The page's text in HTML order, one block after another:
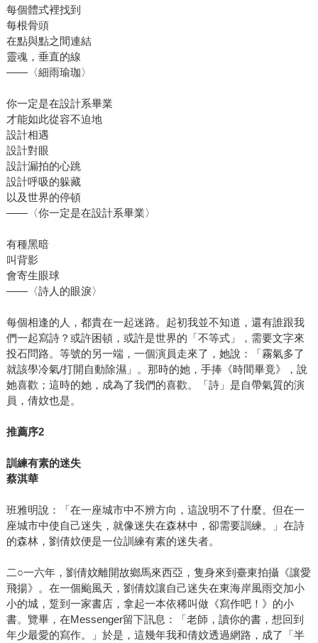
每個體式裡找到
每根骨頭
在點與點之間連結
靈魂，垂直的線
——〈細雨瑜珈〉
你一定是在設計系畢業
才能如此從容不迫地
設計相遇
設計對眼
設計漏拍的心跳
設計呼吸的躲藏
以及世界的停頓
——〈你一定是在設計系畢業〉
有種黑暗
叫背影
會寄生眼球
——〈詩人的眼淚〉
每個相逢的人，都貴在一起迷路。起初我並不知道，還有誰跟我
們一起寫詩？或許困頓，或許是世界的「不等式」，需要文字來
投石問路。等號的另一端，一個演員走來了，她說：「霧氣多了
就該學冷氣/打開自動除濕」。那時的她，手捧《時間畢竟》，說
她喜歡；這時的她，成為了我們的喜歡。「詩」是自帶氣質的演
員，倩妏也是。
推薦序2
訓練有素的迷失
蔡淇華
班雅明說：「在一座城市中不辨方向，這說明不了什麼。但在一
座城市中使自己迷失，就像迷失在森林中，卻需要訓練。」在詩
的森林，劉倩妏便是一位訓練有素的迷失者。
二○一六年，劉倩妏離開故鄉馬來西亞，隻身來到臺東拍攝《讓愛
飛揚》。在一個颱風天，劉倩妏讓自己迷失在東海岸風雨交加小
小的城，踅到一家書店，拿起一本依稀叫做《寫作吧！》的小
書。覽畢，在Messenger留下訊息：「老師，讀你的書，想回到
年少最愛的寫作。」於是，這幾年我和倩妏透過網路，成了「半